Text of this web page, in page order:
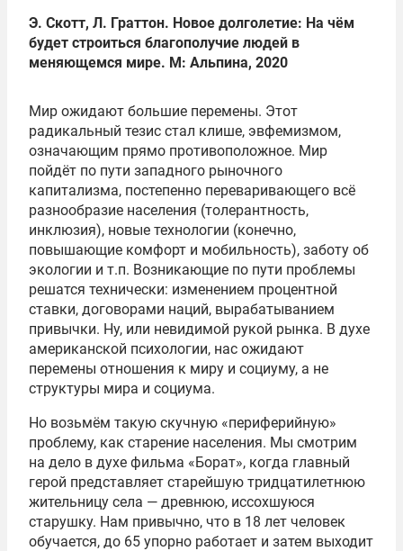
Э. Скотт, Л. Граттон. Новое долголетие: На чём
будет строиться благополучие людей в
меняющемся мире. М: Альпина, 2020
Мир ожидают большие перемены. Этот
радикальный тезис стал клише, эвфемизмом,
означающим прямо противоположное. Мир
пойдёт по пути западного рыночного
капитализма, постепенно переваривающего всё
разнообразие населения (толерантность,
инклюзия), новые технологии (конечно,
повышающие комфорт и мобильность), заботу об
экологии и т.п. Возникающие по пути проблемы
решатся технически: изменением процентной
ставки, договорами наций, вырабатыванием
привычки. Ну, или невидимой рукой рынка. В духе
американской психологии, нас ожидают
перемены отношения к миру и социуму, а не
структуры мира и социума.
Но возьмём такую скучную «периферийную»
проблему, как старение населения. Мы смотрим
на дело в духе фильма «Борат», когда главный
герой представляет старейшую тридцатилетнюю
жительницу села — древнюю, иссохшуюся
старушку. Нам привычно, что в 18 лет человек
обучается, до 65 упорно работает и затем выходит